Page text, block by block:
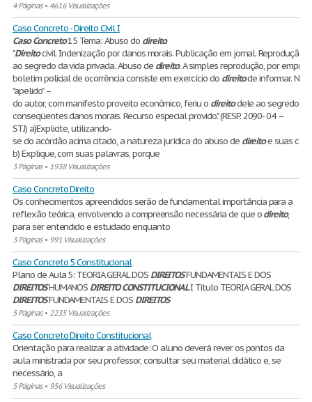
4 Páginas• 4616 Visualizações
Caso Concreto - Direito Civil I
Caso Concreto15 Tema: Abuso do direito.
"Direitocivil. Indenização por danos morais. Publicação em jornal.
ao segredo da vida privada. Abuso de direito. A simples reprodução, por
boletim policial de ocorrência consiste em exercício do direitode informar. Na
"apelido" –
do autor, com manifesto proveito econômico, feriu o direitodele ao segredo
conseqüentes danos morais. Recurso especial provido." (RESP. 2090- 04 –
STJ) a)Explicite, utilizando-
se do acórdão acima citado, a natureza jurídica do abuso de direitoe suas
b) Explique, com suas palavras, porque
3 Páginas• 1938 Visualizações
Caso Concreto Direito
Os conhecimentos apreendidos serão de fundamental importância para a
reflexão teórica, envolvendo a compreensão necessária de que odireito,
para ser entendido e estudado enquanto
3 Páginas• 991 Visualizações
Caso Concreto 5 Constitucional
Plano de Aula 5: TEORIA GERAL DOS DIREITOSFUNDAMENTAIS E DOS
DIREITOSHUMANOS DIREITO CONSTITUCIONALI Título TEORIA GERAL DOS
DIREITOSFUNDAMENTAIS E DOS DIREITOS
5 Páginas• 2235 Visualizações
Caso Concreto Direito Constitucional
Orientação para realizar a atividade: O aluno deverá rever os pontos da
aula ministrada por seu professor, consultar seu material didático e, se
necessário, a
5 Páginas• 956 Visualizações